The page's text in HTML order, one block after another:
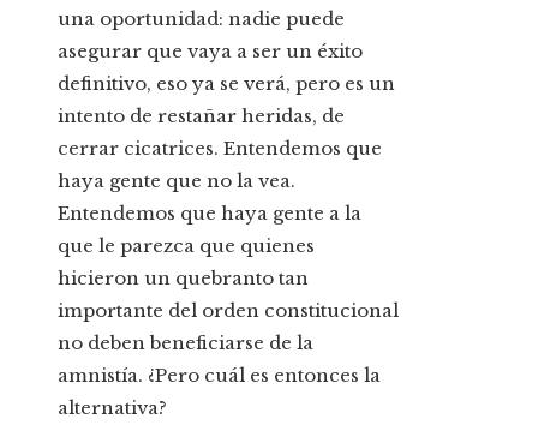
una oportunidad: nadie puede
asegurar que vaya a ser un éxito
definitivo, eso ya se verá, pero es un
intento de restañar heridas, de
cerrar cicatrices. Entendemos que
haya gente que no la vea.
Entendemos que haya gente a la
que le parezca que quienes
hicieron un quebranto tan
importante del orden constitucional
no deben beneficiarse de la
amnistía. ¿Pero cuál es entonces la
alternativa?